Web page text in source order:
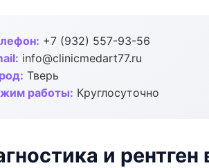
+7 (932) 557-93-56
info@clinicmedart77.ru
Тверь
работы: Круглосуточно
и рентген